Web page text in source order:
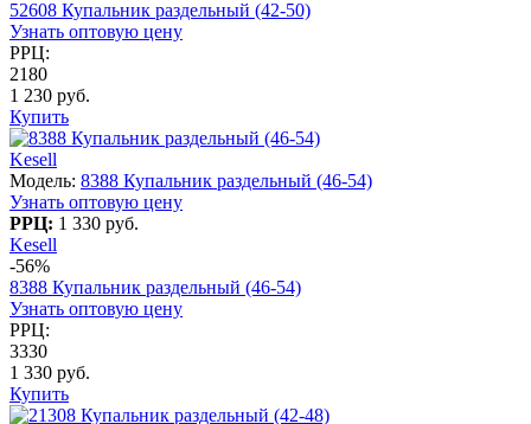
52608 Купальник раздельный (42-50)
Узнать оптовую цену
РРЦ:
2180
1 230 руб.
Купить
Kesell
Модель: 8388 Купальник раздельный (46-54)
Узнать оптовую цену
РРЦ: 1 330 руб.
Kesell
-56%
8388 Купальник раздельный (46-54)
Узнать оптовую цену
РРЦ:
3330
1 330 руб.
Купить